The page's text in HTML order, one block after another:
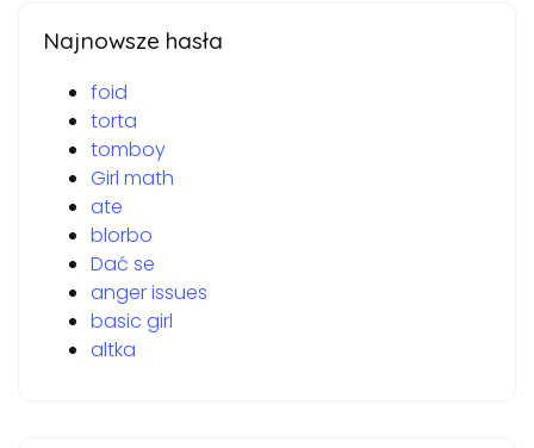
Najnowsze hasła
foid
torta
tomboy
Girl math
ate
blorbo
Dać se
anger issues
basic girl
altka